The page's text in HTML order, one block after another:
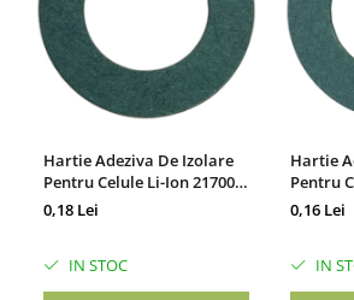
Hartie Adeziva De Izolare
Pentru Celule Li-Ion 21700,
Set 100 Bucati
0,18 Lei
IN STOC
Hartie
Pentru
Set 100
0,16 Lei
IN